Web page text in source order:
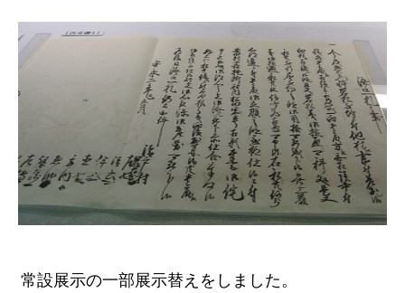
常設展示の一部展示替えをしました。